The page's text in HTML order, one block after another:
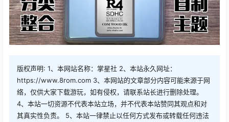
版权声明: 1、本网站名称：掌星社 2、本站永久网址：
https://www.8rom.com 3、本网站的文章部分内容可能来源于网
络，仅供大家下载游玩，如有侵权，请联系站长进行删除处理。
4、本站一切资源不代表本站立场，并不代表本站赞同其观点和对
其真实性负责。 5、本站一律禁止以任何方式发布或转载任何违法